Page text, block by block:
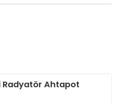
Radyatör Ahtapot